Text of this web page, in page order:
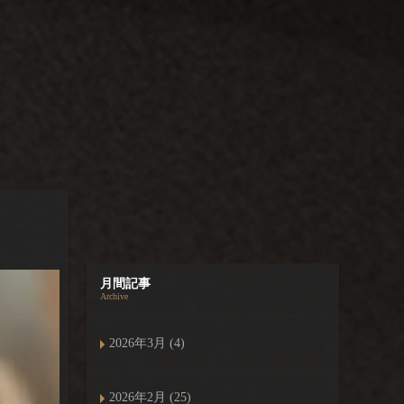
月間記事
Archive
2026年3月 (4)
2026年2月 (25)